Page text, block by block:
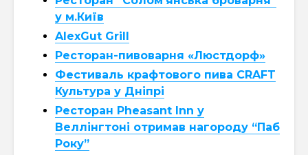
у м.Київ
AlexGut Grill
Ресторан-пивоварня «Люстдорф»
Фестиваль крафтового пива CRAFT
Культура у Дніпрі
Ресторан Pheasant Inn у
Веллінгтоні отримав нагороду “Паб
Року”